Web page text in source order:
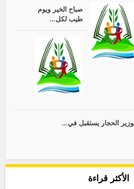
صباح الخير ويوم
طيب لكل...
الحجار يستقبل في...
الأكثر قراءة